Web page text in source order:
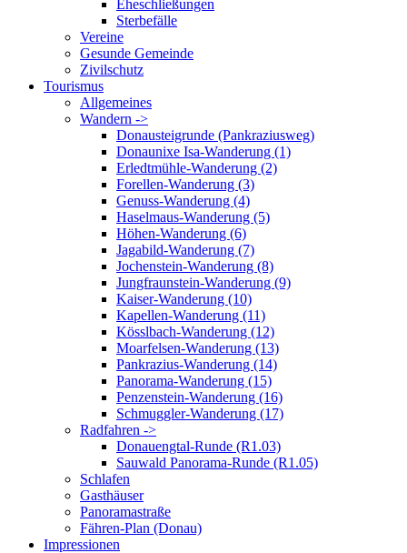
Eheschließungen
Sterbefälle
Vereine
Gesunde Gemeinde
Zivilschutz
Tourismus
Allgemeines
Wandern ->
Donausteigrunde (Pankraziusweg)
Donaunixe Isa-Wanderung (1)
Erledtmühle-Wanderung (2)
Forellen-Wanderung (3)
Genuss-Wanderung (4)
Haselmaus-Wanderung (5)
Höhen-Wanderung (6)
Jagabild-Wanderung (7)
Jochenstein-Wanderung (8)
Jungfraunstein-Wanderung (9)
Kaiser-Wanderung (10)
Kapellen-Wanderung (11)
Kösslbach-Wanderung (12)
Moarfelsen-Wanderung (13)
Pankrazius-Wanderung (14)
Panorama-Wanderung (15)
Penzenstein-Wanderung (16)
Schmuggler-Wanderung (17)
Radfahren ->
Donauengtal-Runde (R1.03)
Sauwald Panorama-Runde (R1.05)
Schlafen
Gasthäuser
Panoramastraße
Fähren-Plan (Donau)
Impressionen